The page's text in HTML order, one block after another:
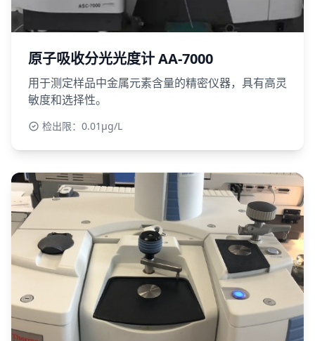
原子吸收分光光度计 AA-7000
用于测定样品中金属元素含量的精密仪器，具有高灵
敏度和选择性。
检出限：0.01μg/L